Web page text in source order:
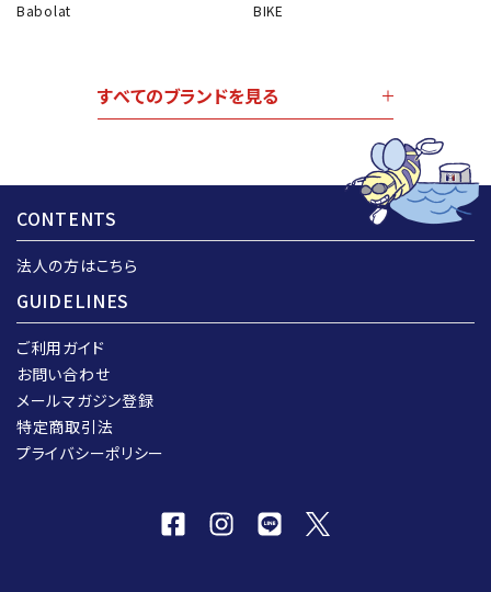
Babolat BIKE
すべてのブランドを見る
CONTENTS
法人の方はこちら
GUIDELINES
ご利用ガイド
お問い合わせ
メールマガジン登録
特定商取引法
プライバシーポリシー